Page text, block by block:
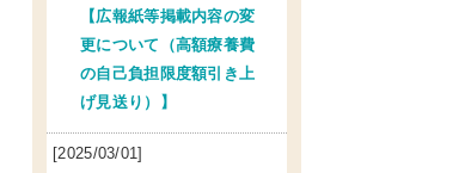
【広報紙等掲載内容の変
更について（高額療養費
の自己負担限度額引き上
げ見送り）】
[2025/03/01]